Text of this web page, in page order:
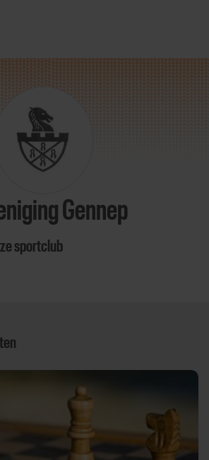
Direct door naar content
Gennep
sportclub